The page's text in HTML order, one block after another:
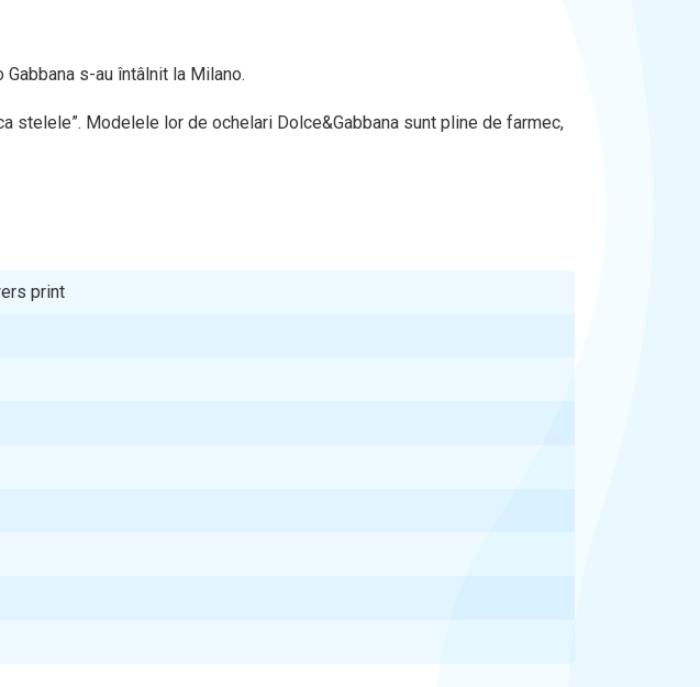
s-au întâlnit la Milano.
stelele”. Modelele lor de ochelari Dolce&Gabbana sunt pline de farmec,
print